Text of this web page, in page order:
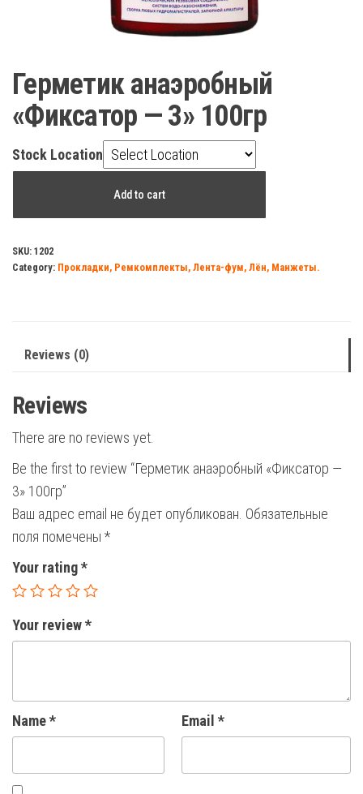
Герметик анаэробный
«Фиксатор — 3» 100гр
Stock Location
-
3"
Add to cart
SKU: 1202
Category: Прокладки, Ремкомплекты, Лента-фум, Лён, Манжеты.
Reviews (0)
Reviews
There are no reviews yet.
Be the first to review “Герметик анаэробный «Фиксатор —
3» 100гр”
Ваш адрес email не будет опубликован. Обязательные
поля помечены *
Your rating*
Your review*
Name* Email *